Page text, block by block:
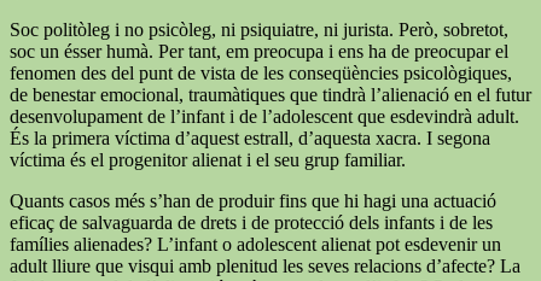
Soc politòleg i no psicòleg, ni psiquiatre, ni jurista. Però, sobretot,
soc un ésser humà. Per tant, em preocupa i ens ha de preocupar el
fenomen des del punt de vista de les conseqüències psicològiques,
de benestar emocional, traumàtiques que tindrà l’alienació en el futur
desenvolupament de l’infant i de l’adolescent que esdevindrà adult.
És la primera víctima d’aquest estrall, d’aquesta xacra. I segona
víctima és el progenitor alienat i el seu grup familiar.
Quants casos més s’han de produir fins que hi hagi una actuació
eficaç de salvaguarda de drets i de protecció dels infants i de les
famílies alienades? L’infant o adolescent alienat pot esdevenir un
adult lliure que visqui amb plenitud les seves relacions d’afecte? La